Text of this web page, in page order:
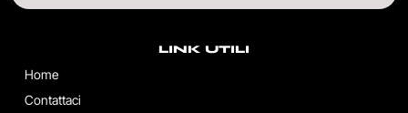
LINK UTILI
Home
Contattaci